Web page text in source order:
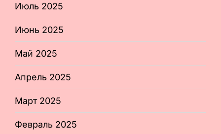
Июль 2025
Июнь 2025
Май 2025
Апрель 2025
Март 2025
Февраль 2025